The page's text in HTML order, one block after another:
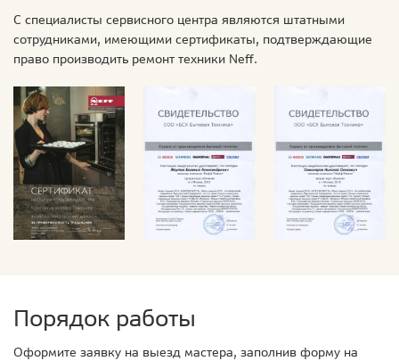
С специалисты сервисного центра являются штатными
сотрудниками, имеющими сертификаты, подтверждающие
право производить ремонт техники Neff.
Порядок работы
Оформите заявку на выезд мастера, заполнив форму на